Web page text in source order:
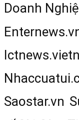
Doanh
Saostar.vn